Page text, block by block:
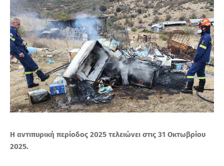
Η αντιπυρική περίοδος 2025 τελειώνει στις 31 Οκτωβρίου
2025.